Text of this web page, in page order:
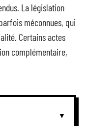
La législation
méconnues, qui
Certains actes
complémentaire,